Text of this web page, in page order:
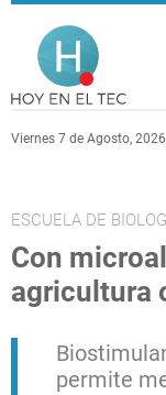
Pasar al contenido
Viernes 7 de Agosto, 2026
ESCUELA DE
Con
agricultura
permite